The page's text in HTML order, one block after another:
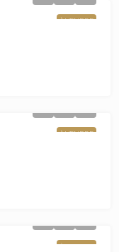
À VENDRE
À VENDRE
À VENDRE